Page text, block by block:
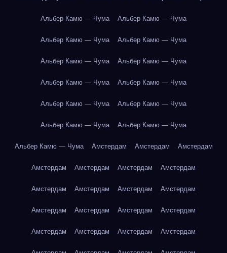
Альбер Камю — Чума Альбер Камю — Чума
Альбер Камю — Чума Альбер Камю — Чума
Альбер Камю — Чума Альбер Камю — Чума
Альбер Камю — Чума Альбер Камю — Чума
Альбер Камю — Чума Альбер Камю — Чума
Альбер Камю — Чума Альбер Камю — Чума
Альбер Камю — Чума Амстердам Амстердам Амстердам
Амстердам Амстердам Амстердам Амстердам
Амстердам Амстердам Амстердам Амстердам
Амстердам Амстердам Амстердам Амстердам
Амстердам Амстердам Амстердам Амстердам